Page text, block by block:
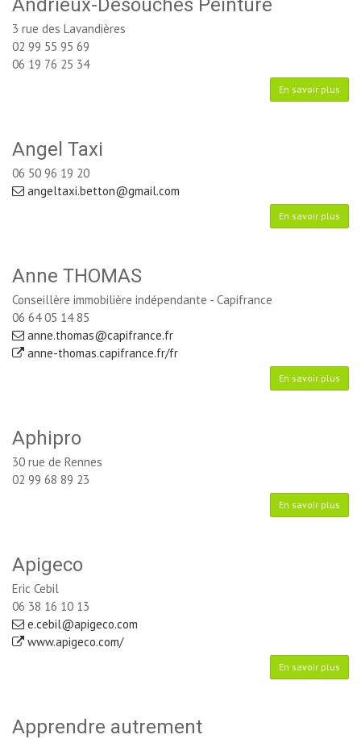
Andrieux-Desouches Peinture
3 rue des Lavandières
02 99 55 95 69
06 19 76 25 34
En savoir plus
Angel Taxi
06 50 96 19 20
angeltaxi.betton@gmail.com
En savoir plus
Anne THOMAS
Conseillère immobilière indépendante - Capifrance
06 64 05 14 85
anne.thomas@capifrance.fr
anne-thomas.capifrance.fr/fr
En savoir plus
Aphipro
30 rue de Rennes
02 99 68 89 23
En savoir plus
Apigeco
Eric Cebil
06 38 16 10 13
e.cebil@apigeco.com
www.apigeco.com/
En savoir plus
Apprendre autrement